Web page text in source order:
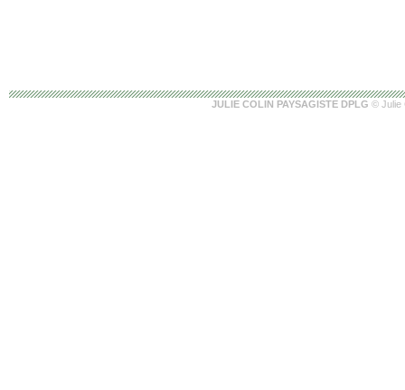
JULIE COLIN PAYSAGISTE DPLG © Julie